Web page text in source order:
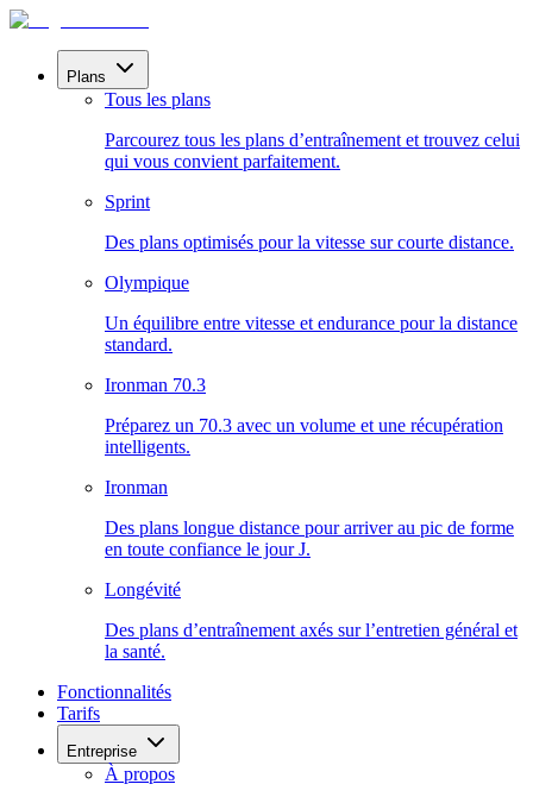
Plans
Tous les plans
Parcourez tous les plans d’entraînement et trouvez celui
qui vous convient parfaitement.
Sprint
Des plans optimisés pour la vitesse sur courte distance.
Olympique
Un équilibre entre vitesse et endurance pour la distance
standard.
Ironman 70.3
Préparez un 70.3 avec un volume et une récupération
intelligents.
Ironman
Des plans longue distance pour arriver au pic de forme
en toute confiance le jour J.
Longévité
Des plans d’entraînement axés sur l’entretien général et
la santé.
Fonctionnalités
Tarifs
Entreprise
À propos